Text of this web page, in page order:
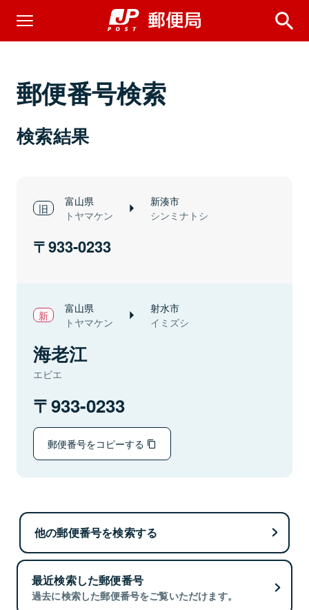
郵便番号検索
検索結果
富山県
トヤマケン
新湊市
シンミナトシ
933-0233
富山県
トヤマケン
射水市
イミズシ
海老江
エビエ
933-0233
郵便番号をコピーする
他の郵便番号を検索する
最近検索した郵便番号
過去に検索した郵便番号をご覧いただけます。